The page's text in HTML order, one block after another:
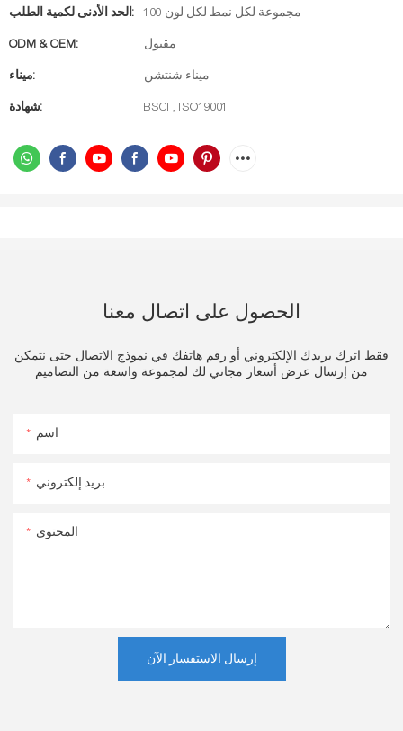
الحد الأدنى لكمية الطلب: 100 مجموعة لكل نمط لكل لون
ODM & OEM: مقبول
ميناء: ميناء شنتشن
شهادة: BSCI , ISO19001
الحصول على اتصال معنا
فقط اترك بريدك الإلكتروني أو رقم هاتفك في نموذج الاتصال حتى نتمكن
من إرسال عرض أسعار مجاني لك لمجموعة واسعة من التصاميم
اسم
بريد إلكتروني
المحتوى
إرسال الاستفسار الآن